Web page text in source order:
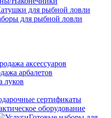
для рыбной ловли
для рыбной ловли
аксессуаров
арбалетов
луков